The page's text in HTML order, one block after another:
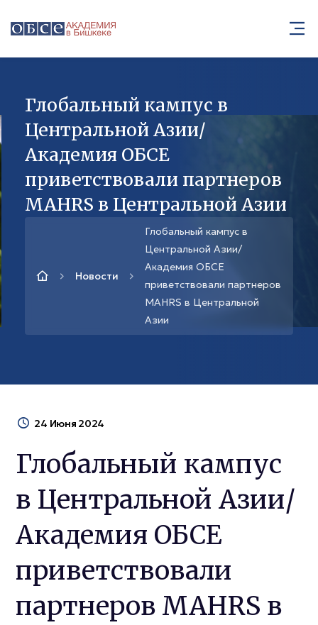
Глобальный кампус в
Центральной Азии/
Академия ОБСЕ
приветствовали партнеров
MAHRS в Центральной Азии
Новости
Глобальный кампус в
Центральной Азии/
Академия ОБСЕ
приветствовали партнеров
MAHRS в Центральной
Азии
24 Июня 2024
Глобальный кампус
в Центральной Азии/
Академия ОБСЕ
приветствовали
партнеров MAHRS в